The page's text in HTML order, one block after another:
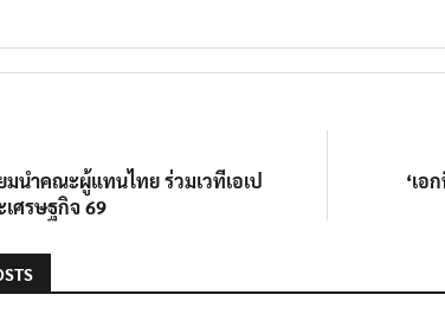
มนำคณะผู้แทนไทย ร่วมเวทีเอเป
ศรษฐกิจ 69
‘เอ